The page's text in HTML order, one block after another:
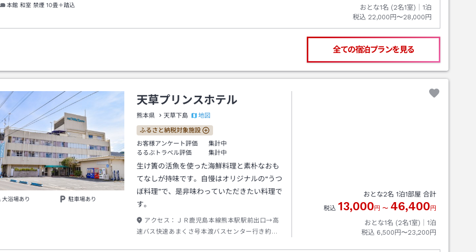
本館 和室 禁煙 10畳＋踏込 おとな1名 (2名1室)｜ 1泊
税込 22,000円〜28,000円
全ての宿泊プランを見る
大浴場あり 駐車場あり
天草プリンスホテル
熊本県 天草下島 地図
ふるさと納税対象施設
お客様アンケート評価
集計中
るるぶトラベル評価
集計中
生け簀の活魚を使った海鮮料理と素朴なおも
てなしが持味です。自慢はオリジナルの“うつ
ぼ料理”で、是非味わっていただきたい料理で
す。
アクセス：
ＪＲ鹿児島本線熊本駅駅前出口→高
速バス快速あまくさ号本渡バスセンター行き約１
おとな2名 1泊1部屋 合計
税込 13,000 円 〜 46,400 円
おとな1名 (2名1室)｜ 1泊
税込 6,500円〜23,200円